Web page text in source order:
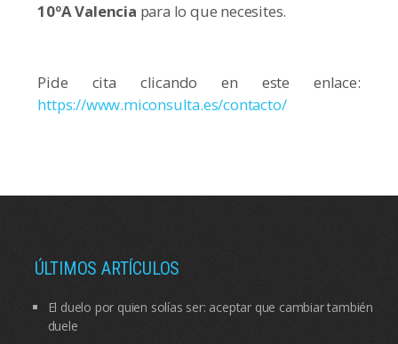
10ºA Valencia para lo que necesites.
Pide cita clicando en este enlace:
https://www.miconsulta.es/contacto/
ÚLTIMOS ARTÍCULOS
El duelo por quien solías ser: aceptar que cambiar también
duele